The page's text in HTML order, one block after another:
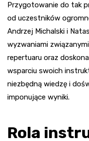
Przygotowanie do tak
od uczestników
Andrzej Michalski i
wyzwaniami
repertuaru oraz
wsparciu swoich
niezbędną wiedzę i
imponujące wyniki.
Rola